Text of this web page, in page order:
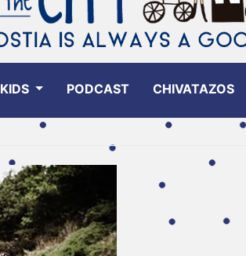
KIDS PODCAST CHIVATAZOS